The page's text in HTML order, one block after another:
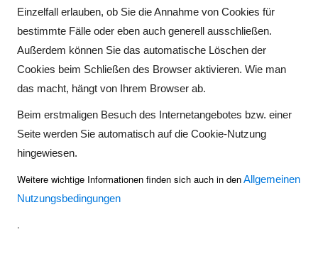
Einzelfall erlauben, ob Sie die Annahme von Cookies für
bestimmte Fälle oder eben auch generell ausschließen.
Außerdem können Sie das automatische Löschen der
Cookies beim Schließen des Browser aktivieren. Wie man
das macht, hängt von Ihrem Browser ab.
Beim erstmaligen Besuch des Internetangebotes bzw. einer
Seite werden Sie automatisch auf die Cookie-Nutzung
hingewiesen.
Weitere wichtige Informationen finden sich auch in denAllgemeinen
Nutzungsbedingungen
.